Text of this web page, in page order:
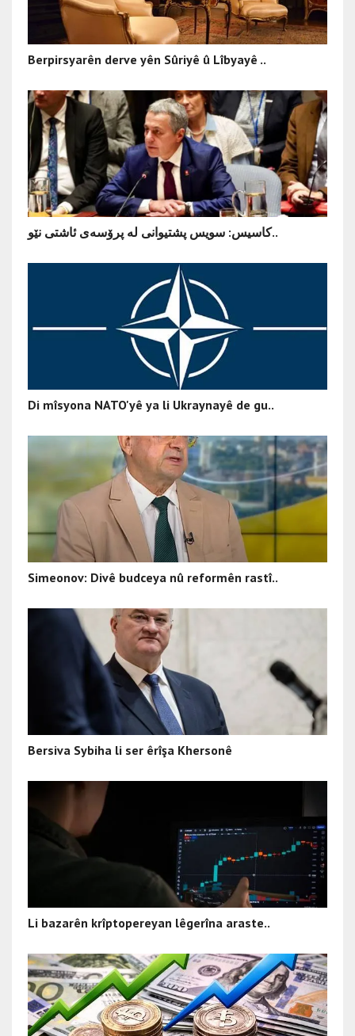
Berpirsyarên derve yên Sûriyê û Lîbyayê ..
کاسیس: سویس پشتیوانی لە پرۆسەی ئاشتی نێو..
Di mîsyona NATO'yê ya li Ukraynayê de gu..
Simeonov: Divê budceya nû reformên rastî..
Bersiva Sybiha li ser êrîşa Khersonê
Li bazarên krîptopereyan lêgerîna araste..